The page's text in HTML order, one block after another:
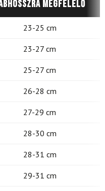
megfelelő
23-25 cm
23-27 cm
25-27 cm
26-28 cm
27-29 cm
28-30 cm
28-31 cm
29-31 cm